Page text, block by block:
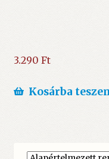
3.290 Ft
Kosárba